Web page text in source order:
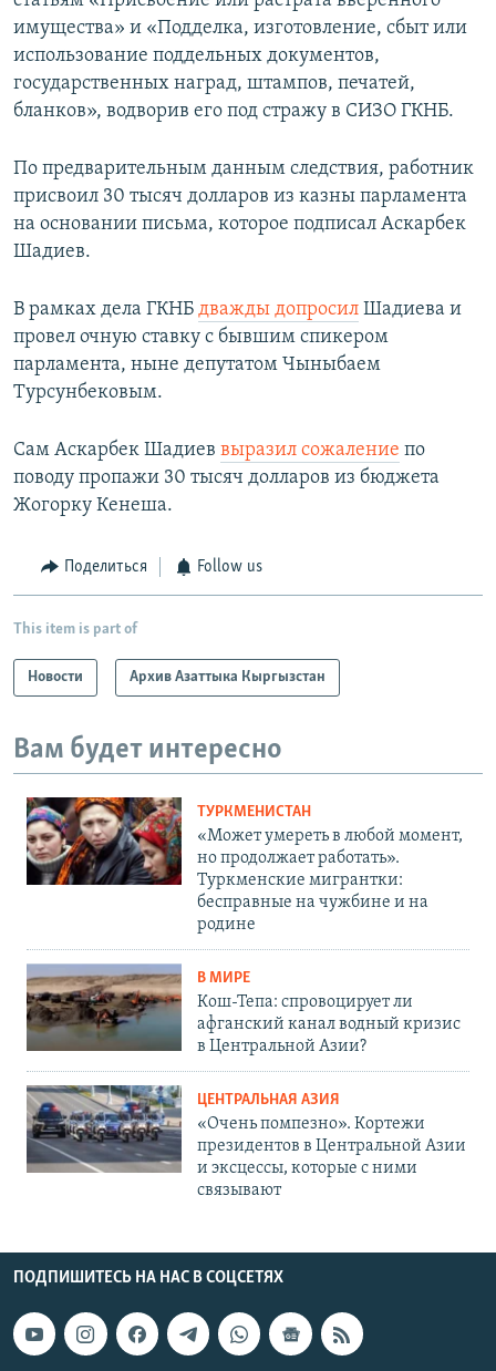
имущества» и «Подделка, изготовление, сбыт или
использование поддельных документов,
государственных наград, штампов, печатей,
бланков», водворив его под стражу в СИЗО ГКНБ.
По предварительным данным следствия, работник
присвоил 30 тысяч долларов из казны парламента
на основании письма, которое подписал Аскарбек
Шадиев.
В рамках дела ГКНБ дважды допросил Шадиева и
провел очную ставку с бывшим спикером
парламента, ныне депутатом Чыныбаем
Турсунбековым.
Сам Аскарбек Шадиев выразил сожаление по
поводу пропажи 30 тысяч долларов из бюджета
Жогорку Кенеша.
Поделиться Follow us
This item is part of
Новости Архив Азаттыка Кыргызстан
Вам будет интересно
ТУРКМЕНИСТАН
«Может умереть в любой момент,
но продолжает работать».
Туркменские мигрантки:
бесправные на чужбине и на
родине
В МИРЕ
Кош-Тепа: спровоцирует ли
афганский канал водный кризис
в Центральной Азии?
ЦЕНТРАЛЬНАЯ АЗИЯ
«Очень помпезно». Кортежи
президентов в Центральной Азии
и эксцессы, которые с ними
связывают
ПОДПИШИТЕСЬ НА НАС В СОЦСЕТЯХ